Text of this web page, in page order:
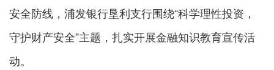
安全防线，浦发银行垦利支行围绕“科学理性投资，
守护财产安全”主题，扎实开展金融知识教育宣传活
动。